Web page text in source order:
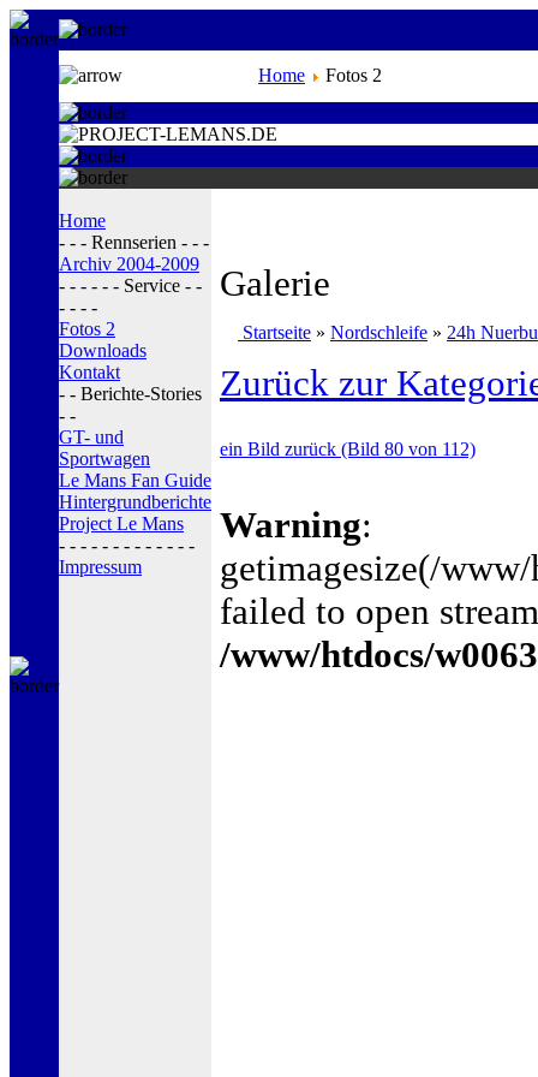
Home Fotos 2
Home
- - - Rennserien - - -
Archiv 2004-2009
- - - - - - Service - -
- - - -
Fotos 2
Downloads
Kontakt
- - Berichte-Stories
- -
GT- und
Sportwagen
Le Mans Fan Guide
Hintergrundberichte
Project Le Mans
- - - - - - - - - - - - -
Impressum
Galerie
Startseite » Nordschleife » 24h
Zurück zur
ein Bild zurück (Bild 80 von 112)
Warning:
getimagesize(/
failed to open
/www/htdocs/